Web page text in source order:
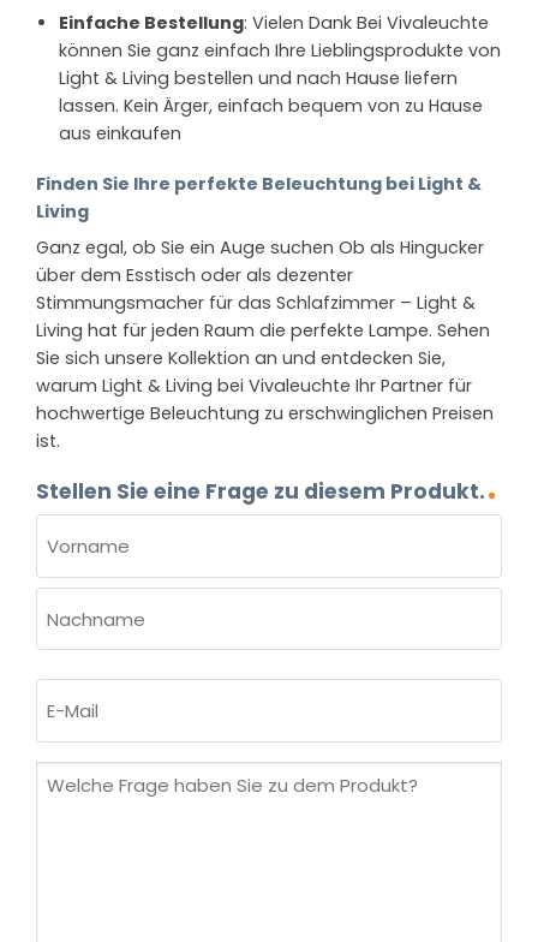
Einfache Bestellung: Vielen Dank Bei Vivaleuchte
können Sie ganz einfach Ihre Lieblingsprodukte von
Light & Living bestellen und nach Hause liefern
lassen. Kein Ärger, einfach bequem von zu Hause
aus einkaufen
Finden Sie Ihre perfekte Beleuchtung bei Light &
Living
Ganz egal, ob Sie ein Auge suchen Ob als Hingucker
über dem Esstisch oder als dezenter
Stimmungsmacher für das Schlafzimmer – Light &
Living hat für jeden Raum die perfekte Lampe. Sehen
Sie sich unsere Kollektion an und entdecken Sie,
warum Light & Living bei Vivaleuchte Ihr Partner für
hochwertige Beleuchtung zu erschwinglichen Preisen
ist.
Stellen Sie eine Frage zu diesem Produkt.
(ERFORDERLICH)
Vorname
Mail
Welche